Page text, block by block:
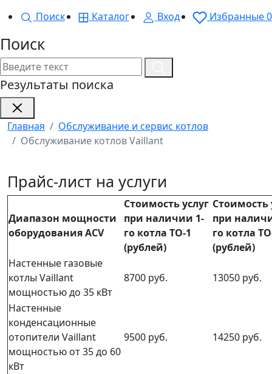
Поиск
Каталог Вход Избранные0
Поиск
Результаты поиска
Главная
Обслуживание и сервис котлов
Обслуживание котлов Vaillant
Прайс-лист на услуги
Диапазон мощности
оборудования ACV
Стоимость услуг
при наличии 1-
го котла ТО-1
(рублей)
Стоимость
при
го котла
(рублей)
Настенные газовые
котлы Vaillant
мощностью до 35 кВт
8700 руб. 13050 руб.
Настенные
конденсационные
отопители Vaillant
мощностью от 35 до 60
кВт
9500 руб. 14250 руб.